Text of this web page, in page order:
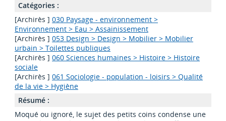
Catégories :
[Archirès ] 030 Paysage - environnement >
Environnement > Eau > Assainissement
[Archirès ] 053 Design > Design > Mobilier > Mobilier
urbain > Toilettes publiques
[Archirès ] 060 Sciences humaines > Histoire > Histoire
sociale
[Archirès ] 061 Sociologie - population - loisirs > Qualité
de la vie > Hygiène
Résumé :
Moqué ou ignoré, le sujet des petits coins condense une